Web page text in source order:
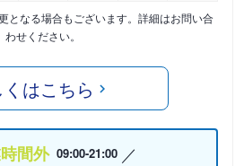
となる場合もございます。詳細はお問い合
わせください。
はこちら
間外 09:00-21:00